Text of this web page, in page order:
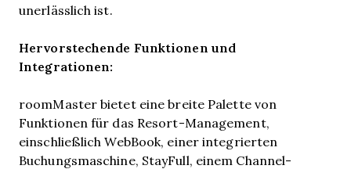
unerlässlich ist.
Hervorstechende Funktionen und
Integrationen:
roomMaster bietet eine breite Palette von
Funktionen für das Resort-Management,
einschließlich WebBook, einer integrierten
Buchungsmaschine, StayFull, einem Channel-